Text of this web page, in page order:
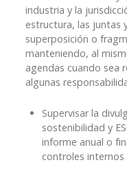
industria y la
estructura, las juntas
superposición o
manteniendo, al
agendas cuando sea
algunas
Supervisar la
sostenibilidad y
informe anual o
controles internos